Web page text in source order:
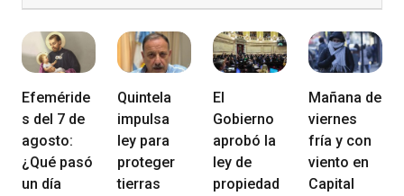
Efeméride
s del 7 de
agosto:
¿Qué pasó
un día
Quintela
impulsa
ley para
proteger
tierras
El
Gobierno
aprobó la
ley de
propiedad
Mañana de
viernes
fría y con
viento en
Capital